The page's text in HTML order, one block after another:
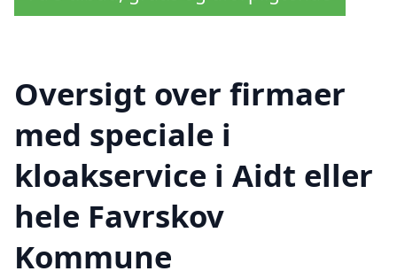
Oversigt over firmaer
med speciale i
kloakservice i Aidt eller
hele Favrskov
Kommune